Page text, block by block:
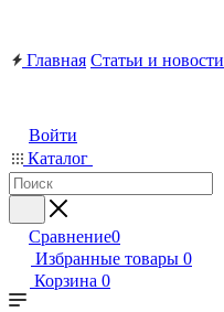
Главная Статьи и новости
Войти
Каталог
Сравнение0
Избранные товары 0
Корзина 0